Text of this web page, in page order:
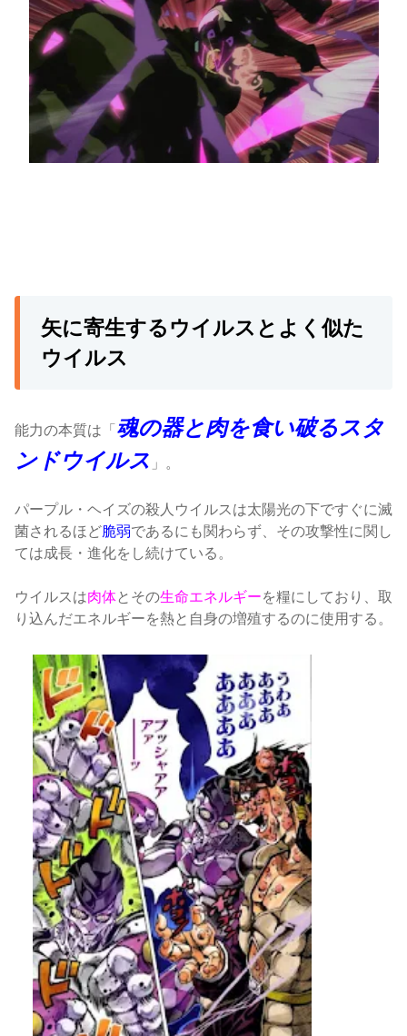
矢に寄生するウイルスとよく似た
ウイルス
能力の本質は「魂の器と肉を食い破るスタ
ンドウイルス 」。
パープル・ヘイズの殺人ウイルスは太陽光の下ですぐに滅
菌されるほど脆弱であるにも関わらず、その攻撃性に関し
ては成長・進化をし続けている。
ウイルスは肉体とその生命エネルギーを糧にしており、取
り込んだエネルギーを熱と自身の増殖するのに使用する。